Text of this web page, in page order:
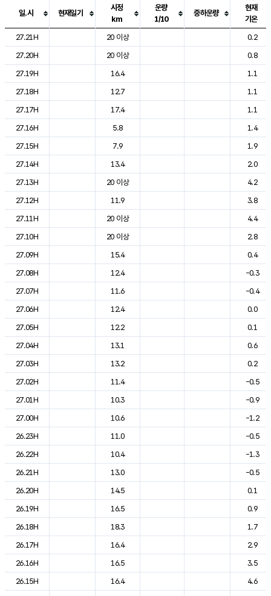
도시별 기상실황표로 지점, 날씨, 기온, 강수, 바람, 기압등을 안내한 표입
일.시 현재일기
시정
km
운량
1/10
중하운량
현재
기온
27.21H
20 이상
0.2
27.20H
20 이상
0.8
27.19H
16.4
1.1
27.18H
12.7
1.1
27.17H
17.4
1.1
27.16H
5.8
1.4
27.15H
7.9
1.9
27.14H
13.4
2.0
27.13H
20 이상
4.2
27.12H
11.9
3.8
27.11H
20 이상
4.4
27.10H
20 이상
2.8
27.09H
15.4
0.4
27.08H
12.4
-0.3
27.07H
11.6
-0.4
27.06H
12.4
0.0
27.05H
12.2
0.1
27.04H
13.1
0.6
27.03H
13.2
0.2
27.02H
11.4
-0.5
27.01H
10.3
-0.9
27.00H
10.6
-1.2
26.23H
11.0
-0.5
26.22H
10.4
-1.3
26.21H
13.0
-0.5
26.20H
14.5
0.1
26.19H
16.5
0.9
26.18H
18.3
1.7
26.17H
16.4
2.9
26.16H
16.5
3.5
26.15H
16.4
4.6